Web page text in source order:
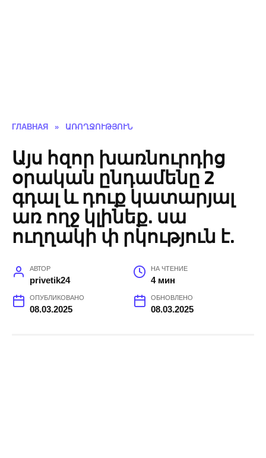
ГЛАВНАЯ » ԱՌՈՂՋՈՒԹՅՈՒՆ
Այս հզոր խառնուրդից
օրական ընդամենը 2
գդալ և դուք կատարյալ
առ ողջ կլինեք. սա
ուղղակի փ րկություն է.
АВТОР
privetik24
НА ЧТЕНИЕ
4 мин
ОПУБЛИКОВАНО
08.03.2025
ОБНОВЛЕНО
08.03.2025